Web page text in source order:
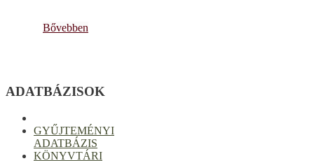
Bővebben
ADATBÁZISOK
GYŰJTEMÉNYI
ADATBÁZIS
KÖNYVTÁRI